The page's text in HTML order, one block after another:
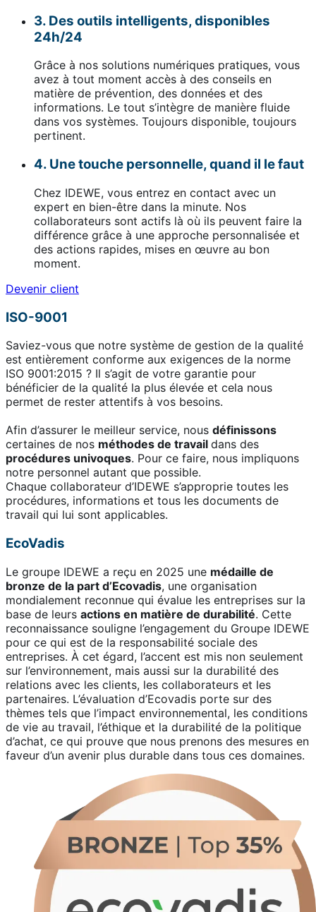
3. Des outils intelligents, disponibles
24h/24
Grâce à nos solutions numériques pratiques, vous
avez à tout moment accès à des conseils en
matière de prévention, des données et des
informations. Le tout s’intègre de manière fluide
dans vos systèmes. Toujours disponible, toujours
pertinent.
4. Une touche personnelle, quand il le faut
Chez IDEWE, vous entrez en contact avec un
expert en bien-être dans la minute. Nos
collaborateurs sont actifs là où ils peuvent faire la
différence grâce à une approche personnalisée et
des actions rapides, mises en œuvre au bon
moment.
Devenir client
ISO-9001
Saviez-vous que notre système de gestion de la qualité
est entièrement conforme aux exigences de la norme
ISO 9001:2015 ? Il s’agit de votre garantie pour
bénéficier de la qualité la plus élevée et cela nous
permet de rester attentifs à vos besoins.
Afin d’assurer le meilleur service, nous définissons
certaines de nos méthodes de travail dans des
procédures univoques. Pour ce faire, nous impliquons
notre personnel autant que possible.
Chaque collaborateur d’IDEWE s’approprie toutes les
procédures, informations et tous les documents de
travail qui lui sont applicables.
EcoVadis
Le groupe IDEWE a reçu en 2025 une médaille de
bronze de la part d’Ecovadis, une organisation
mondialement reconnue qui évalue les entreprises sur la
base de leurs actions en matière de durabilité. Cette
reconnaissance souligne l’engagement du Groupe IDEWE
pour ce qui est de la responsabilité sociale des
entreprises. À cet égard, l’accent est mis non seulement
sur l’environnement, mais aussi sur la durabilité des
relations avec les clients, les collaborateurs et les
partenaires. L’évaluation d’Ecovadis porte sur des
thèmes tels que l’impact environnemental, les conditions
de vie au travail, l’éthique et la durabilité de la politique
d’achat, ce qui prouve que nous prenons des mesures en
faveur d’un avenir plus durable dans tous ces domaines.